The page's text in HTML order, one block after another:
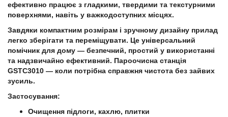
ефективно працює з гладкими, твердими та текстурними
поверхнями, навіть у важкодоступних місцях.
Завдяки компактним розмірам і зручному дизайну прилад
легко зберігати та переміщувати. Це універсальний
помічник для дому — безпечний, простий у використанні
та надзвичайно ефективний. Пароочисна станція
GSTC3010 — коли потрібна справжня чистота без зайвих
зусиль.
Застосування:
Очищення підлоги, кахлю, плитки